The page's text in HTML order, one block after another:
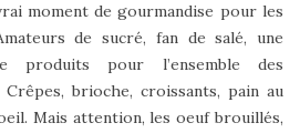
moment de gourmandise pour les
de sucré, fan de salé, une
produits pour l’ensemble des
brioche, croissants, pain au
Mais attention, les oeuf brouillés,